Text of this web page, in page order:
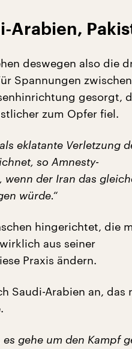
Arabien,
deswegen also die
Spannungen
gesorgt,
zum Opfer fiel.
eklatante Verletzung
so Amnesty-
wenn der Iran das
würde.“
hingerichtet, die
aus seiner
Praxis ändern.
Saudi-Arabien an, das
gehe um den Kampf